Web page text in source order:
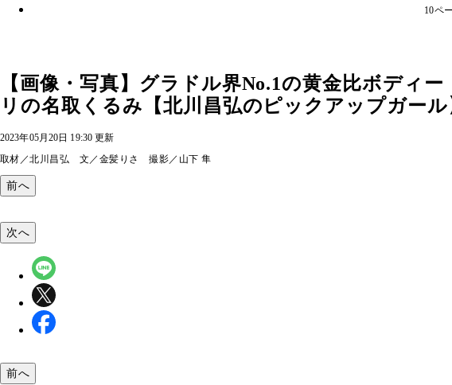
10ペ
【画像・写真】グラドル界No.1の黄金比ボディ
リの名取くるみ【北川昌弘のピックアップガー
2023年05月20日 19:30 更新
取材／北川昌弘 文／金髪りさ 撮影／山下 隼
前へ
次へ
前へ